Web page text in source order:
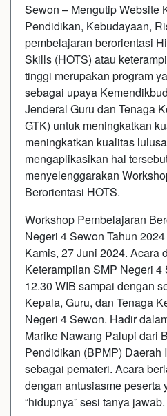
Sewon – Mengutip Website
Pendidikan, Kebudayaan,
pembelajaran berorientasi
Skills (HOTS) atau
tinggi merupakan program
sebagai upaya
Jenderal Guru dan Tenaga
GTK) untuk meningkatkan
meningkatkan kualitas
mengaplikasikan hal
menyelenggarakan
Berorientasi HOTS.
Workshop Pembelajaran
Negeri 4 Sewon Tahun
Kamis, 27 Juni 2024. Acara
Keterampilan SMP Negeri
12.30 WIB sampai dengan
Kepala, Guru, dan Tenaga
Negeri 4 Sewon. Hadir
Marike Nawang Palupi dari
Pendidikan (BPMP) Daerah
sebagai pemateri. Acara
dengan antusiasme peserta
“hidupnya” sesi tanya jawab.